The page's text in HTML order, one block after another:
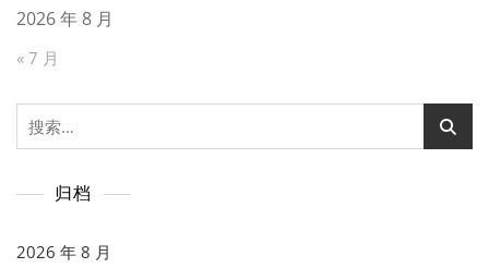
2026 年 8 月
« 7 月
搜
索：
归档
2026 年 8 月